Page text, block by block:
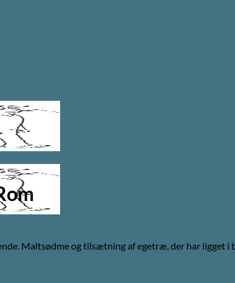
Maltsødme og tilsætning af egetræ, der har ligget